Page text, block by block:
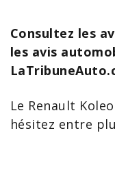
Consultez les
les avis
Le Renault
hésitez entre